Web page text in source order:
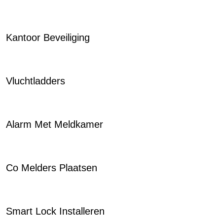
Kantoor Beveiliging
Vluchtladders
Alarm Met Meldkamer
Co Melders Plaatsen
Smart Lock Installeren